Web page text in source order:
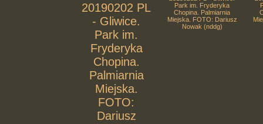
20190202 PL
- Gliwice.
Park im.
Fryderyka
Chopina.
Palmiarnia
Miejska.
FOTO:
Dariusz
Park im. Fryderyka
Chopina. Palmiarnia
Miejska. FOTO: Dariusz
Nowak (nddg)